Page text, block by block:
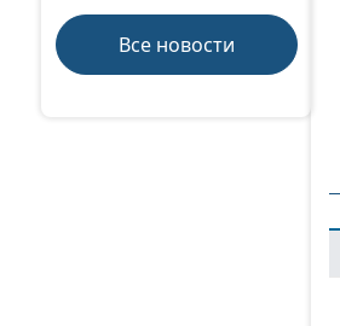
Все новости